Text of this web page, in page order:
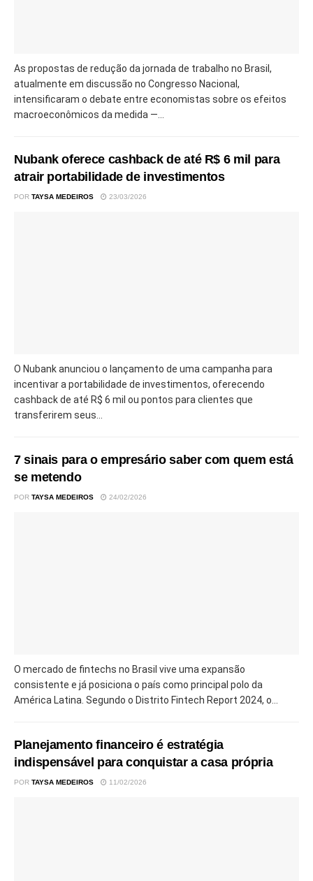
As propostas de redução da jornada de trabalho no Brasil,
atualmente em discussão no Congresso Nacional,
intensificaram o debate entre economistas sobre os efeitos
macroeconômicos da medida —...
Nubank oferece cashback de até R$ 6 mil para
atrair portabilidade de investimentos
POR TAYSA MEDEIROS 23/03/2026
O Nubank anunciou o lançamento de uma campanha para
incentivar a portabilidade de investimentos, oferecendo
cashback de até R$ 6 mil ou pontos para clientes que
transferirem seus...
7 sinais para o empresário saber com quem está
se metendo
POR TAYSA MEDEIROS 24/02/2026
O mercado de fintechs no Brasil vive uma expansão
consistente e já posiciona o país como principal polo da
América Latina. Segundo o Distrito Fintech Report 2024, o...
Planejamento financeiro é estratégia
indispensável para conquistar a casa própria
POR TAYSA MEDEIROS 11/02/2026